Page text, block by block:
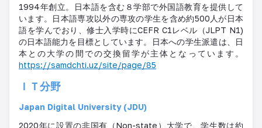
1994年創立。日本語を含む８学部で外国語教育を提供して
います。日本語専攻以外の専攻の学生を含め約500人が日本
語を学んでおり、修士入学時にCEFR C1レベル（JLPT N1)
の日本語能力を目標としています。日本への学生派遣は、日
本との大学の間での交換留学が主体となっています。
https://samdchti.uz/site/page/85
ＩＴ分野
Japan Digital University (JDU)
2020年に設置の非国有（Non-state）大学で、学生数は約